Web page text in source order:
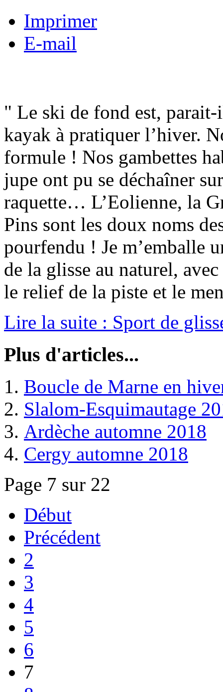
Imprimer
E-mail
" Le ski de fond est,
kayak à pratiquer l’hiver.
formule ! Nos gambettes
jupe ont pu se déchaîner
raquette… L’Eolienne, la
Pins sont les doux noms
pourfendu ! Je m’emballe
de la glisse au naturel,
le relief de la piste et le
Lire la suite : Sport de
Plus d'articles...
Boucle de Marne en
Slalom-Esquimautage
Ardèche automne 2018
Cergy automne 2018
Page 7 sur 22
Début
Précédent
2
3
4
5
6
7